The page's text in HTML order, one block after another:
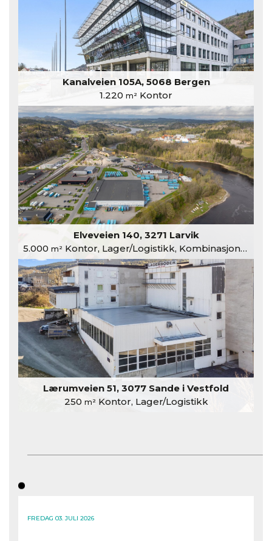
Kanalveien 105A, 5068 Bergen
1.220 m² Kontor
Elveveien 140, 3271 Larvik
5.000 m²Kontor, Lager/Logistikk, Kombinasjonslokaler
Lærumveien 51, 3077 Sande i Vestfold
250 m²Kontor, Lager/Logistikk
FREDAG 03. JULI 2026